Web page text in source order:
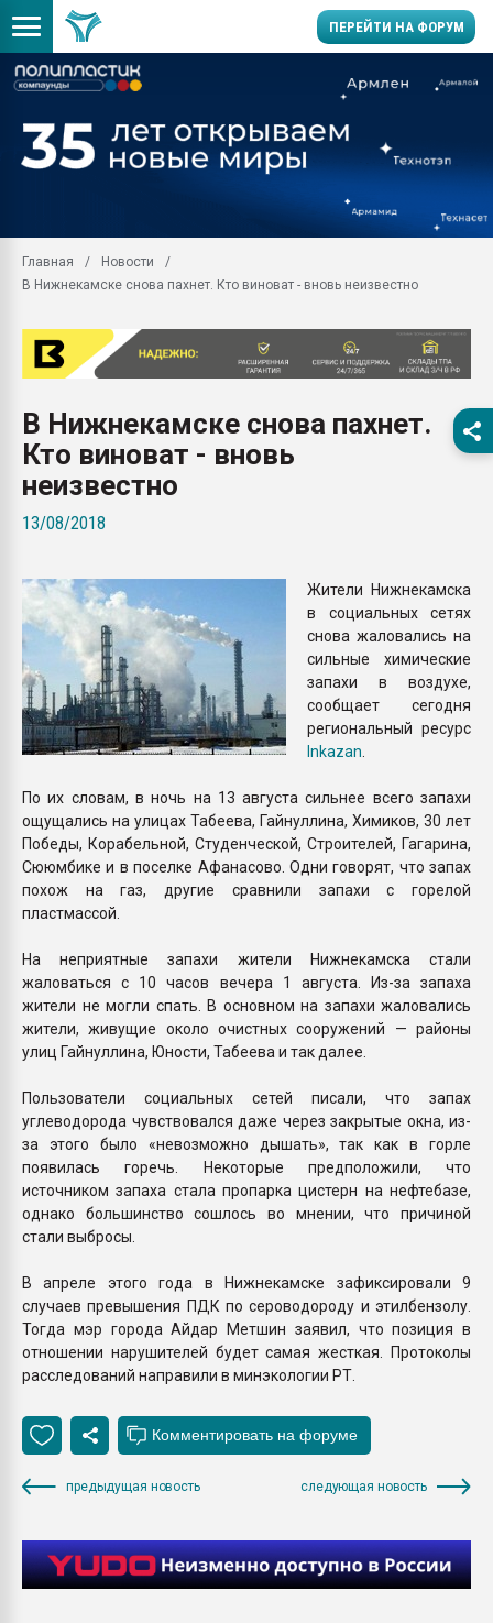
ПЕРЕЙТИ НА ФОРУМ
Вакуум-формовочные
28.07.2026
Всё, что касается
бутылок
Материал поверхности
вакуумного
Главная
Новости
В Нижнекамске снова пахнет. Кто виноват - вновь неизвестно
В Нижнекамске снова пахнет.
Кто виноват - вновь
неизвестно
13/08/2018
Жители Нижнекамска
в социальных сетях
снова жаловались на
сильные химические
запахи в воздухе,
сообщает сегодня
региональный ресурс
Inkazan
По их словам, в ночь на 13 августа сильнее всего запахи
ощущались на улицах Табеева, Гайнуллина, Химиков, 30 лет
Победы, Корабельной, Студенческой, Строителей, Гагарина,
Сююмбике и в поселке Афанасово. Одни говорят, что запах
похож на газ, другие сравнили запахи с горелой
пластмассой.
На неприятные запахи жители Нижнекамска стали
жаловаться с 10 часов вечера 1 августа. Из-за запаха
жители не могли спать. В основном на запахи жаловались
жители, живущие около очистных сооружений — районы
улиц Гайнуллина, Юности, Табеева и так далее.
Пользователи социальных сетей писали, что запах
углеводорода чувствовался даже через закрытые окна, из-
за этого было «невозможно дышать», так как в горле
появилась горечь. Некоторые предположили, что
источником запаха стала пропарка цистерн на нефтебазе,
однако большинство сошлось во мнении, что причиной
стали выбросы.
В апреле этого года в Нижнекамске зафиксировали 9
случаев превышения ПДК по сероводороду и этилбензолу.
Тогда мэр города Айдар Метшин заявил, что позиция в
отношении нарушителей будет самая жесткая. Протоколы
расследований направили в минэкологии РТ.
предыдущая новость следующая новость